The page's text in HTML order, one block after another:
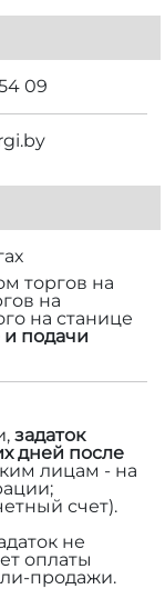
09
торгов на
на
на станице
и подачи
задаток
дней после
лицам - на
счет).
не
оплаты
продажи.